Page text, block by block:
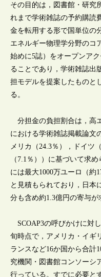
その目的は，図書館・研究
れまで学術雑誌の予約購読
金を転用する形で国単位の
エネルギー物理学分野のコ
始めに5誌）をオープンア
ることであり，学術雑誌出
担モデルを提案したものと
る。
分担金の負担割合は，高
における学術雑誌掲載論文
メリカ（24.3％），ドイツ
（7.1％））に基づいて求
には最大1000万ユーロ（約
と見積もられており，日本
分も含め約1.3億円の寄与が
SCOAP3の呼びかけに対
旬時点で，アメリカ・イギ
ランスなど16か国から合計
究機関・図書館コンソーシ
行っている。すでに必要と